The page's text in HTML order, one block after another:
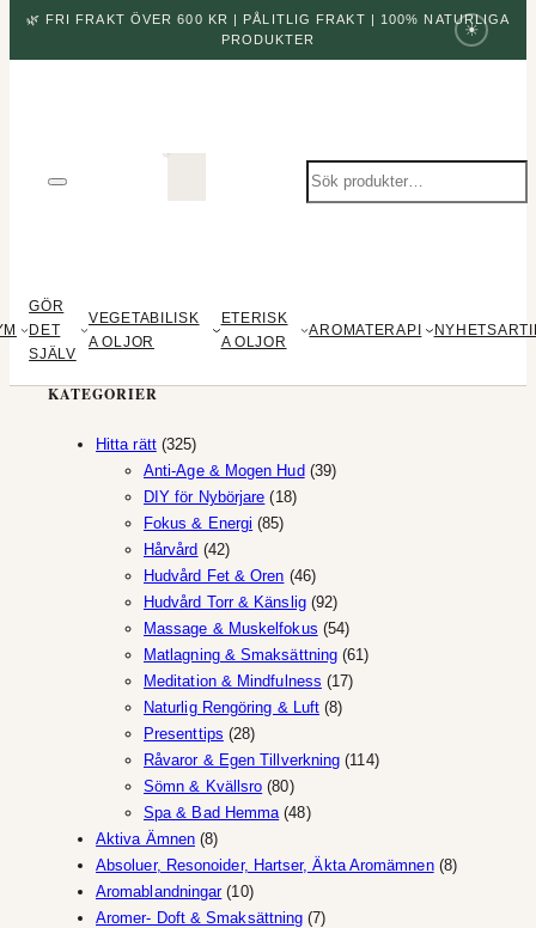
🌿 FRI FRAKT ÖVER 600 KR | PÅLITLIG FRAKT | 100% NATURLIGA
PRODUKTER
☀
Sök
produkter
GÖR
DET
SJÄLV
VEGETABILISK
A OLJOR
ETERISK
A OLJOR
AROMATERAPI
KATEGORIER
Hitta rätt 325325
produkter
Anti-Age & Mogen Hud 3939
DIY för Nybörjare 1818
Fokus & Energi 8585
Hårvård 4242
produkter
Hudvård Fet & Oren 4646
produkter
Hudvård Torr & Känslig 9292
produkter
Massage & Muskelfokus 5454
produkter
Matlagning & Smaksättning 6161
Meditation & Mindfulness 1717
Naturlig Rengöring & Luft 88
Presenttips 2828
produkter
Råvaror & Egen Tillverkning 114114
Sömn & Kvällsro 8080
produkter
Spa & Bad Hemma 4848
Aktiva Ämnen 88
produkter
Absoluer, Resonoider, Hartser, Äkta Aromämnen 88
Aromablandningar 1010
produkter
Aromer- Doft & Smaksättning 77